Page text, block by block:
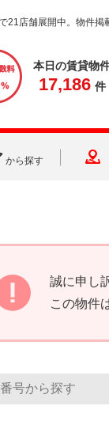
21店舗展開中。物件掲
本日の賃貸物
17,186 件
から探す
誠に申し
この物件